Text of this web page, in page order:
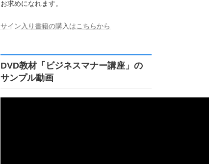
お求めになれます。
サイン入り書籍の購入はこちらから
DVD教材「ビジネスマナー講座」の
サンプル動画